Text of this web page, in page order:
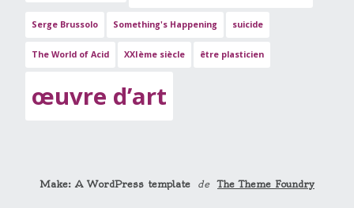
Serge Brussolo Something's Happening suicide
The World of Acid XXIème siècle être plasticien
œuvre d’art
Make: A WordPress template de The Theme Foundry